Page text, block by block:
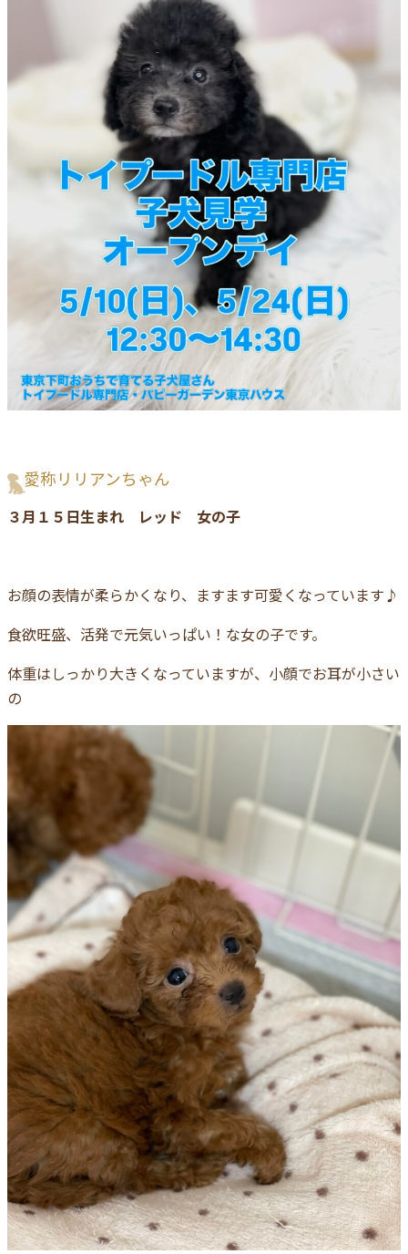
愛称リリアンちゃん
３月１５日生まれ レッド 女の子
お顔の表情が柔らかくなり、ますます可愛くなっています♪
食欲旺盛、活発で元気いっぱい！な女の子です。
体重はしっかり大きくなっていますが、小顔でお耳が小さい
の